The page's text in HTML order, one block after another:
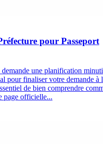
pour Passeport
une planification
pour finaliser votre demande à
de bien comprendre
page officielle...